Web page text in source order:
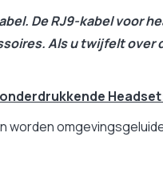
De RJ9-kabel voor
Als u twijfelt over
worden